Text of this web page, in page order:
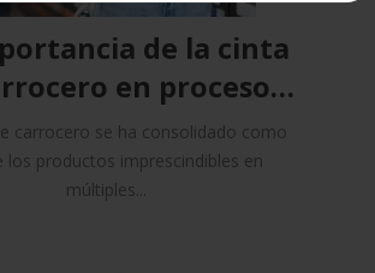
de la cinta
en procesos
productivos
carrocero se ha consolidado como
los productos imprescindibles en
múltiples...